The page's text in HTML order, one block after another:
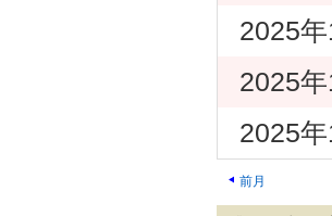
2025
2025
2025
前月